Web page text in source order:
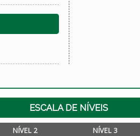
ESCALA DE NÍVEIS
NÍVEL 2 NÍVEL 3